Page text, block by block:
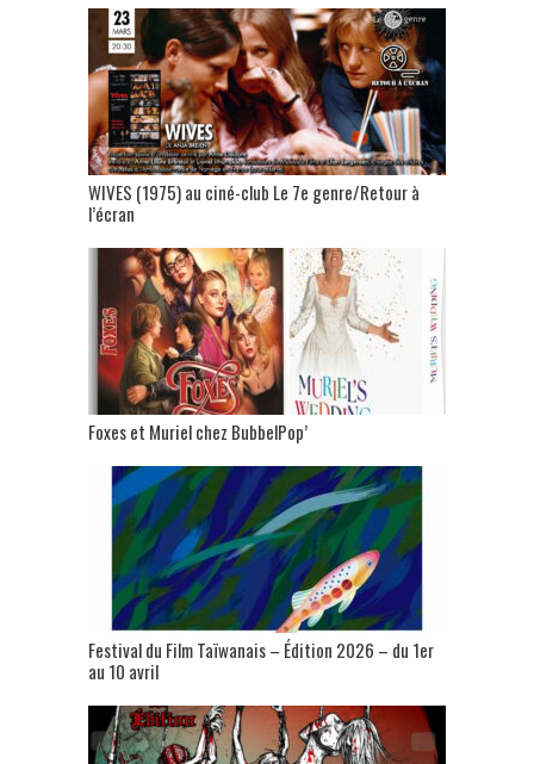
WIVES (1975) au ciné-club Le 7e genre/Retour à
l’écran
Foxes et Muriel chez BubbelPop’
Festival du Film Taïwanais – Édition 2026 – du 1er
au 10 avril